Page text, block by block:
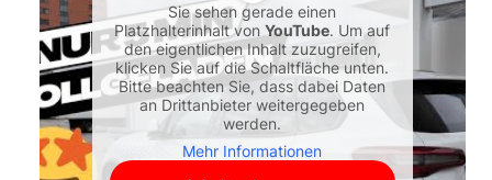
Sie sehen gerade einen
Platzhalterinhalt vonYouTube. Um auf
den eigentlichen Inhalt zuzugreifen,
klicken Sie auf die Schaltfläche unten.
Bitte beachten Sie, dass dabei Daten
an Drittanbieter weitergegeben
werden.
Mehr Informationen